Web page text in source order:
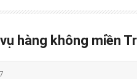
hàng không miền